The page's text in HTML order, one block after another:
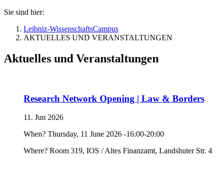
Sie sind hier:
Leibniz-WissenschaftsCampus
AKTUELLES UND VERANSTALTUNGEN
Aktuelles und Veranstaltungen
Research Network Opening | Law & Borders
11. Jun 2026
When? Thursday, 11 June 2026 -16:00-20:00
Where? Room 319, IOS / Altes Finanzamt, Landshuter Str. 4